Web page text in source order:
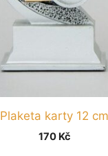
Plaketa karty 12 cm
170 Kč